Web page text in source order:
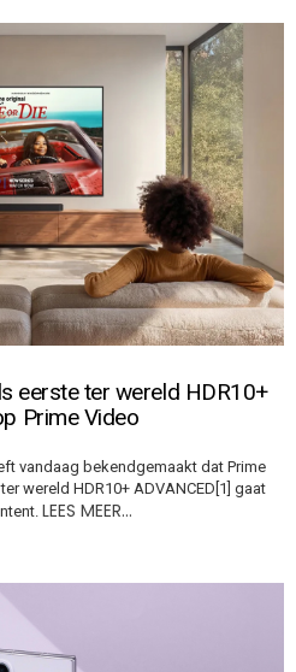
eerste ter wereld HDR10+
Prime Video
vandaag bekendgemaakt dat Prime
wereld HDR10+ ADVANCED[1] gaat
LEES MEER…